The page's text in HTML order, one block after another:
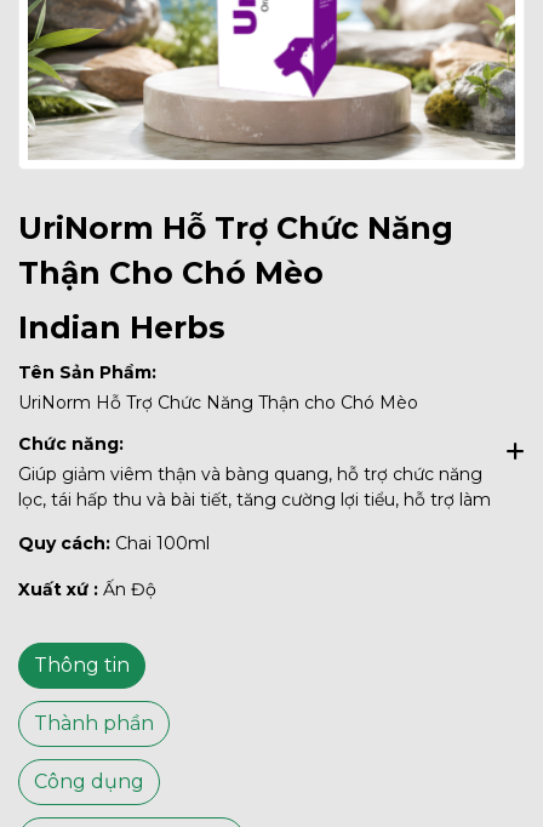
UriNorm Hỗ Trợ Chức Năng
Thận Cho Chó Mèo
Indian Herbs
Tên Sản Phẩm:
UriNorm Hỗ Trợ Chức Năng Thận cho Chó Mèo
Chức năng:
Giúp giảm viêm thận và bàng quang, hỗ trợ chức năng
lọc, tái hấp thu và bài tiết, tăng cường lợi tiểu, hỗ trợ làm
Quy cách: Chai 100ml
Xuất xứ : Ấn Độ
Thông tin
Thành phần
Công dụng